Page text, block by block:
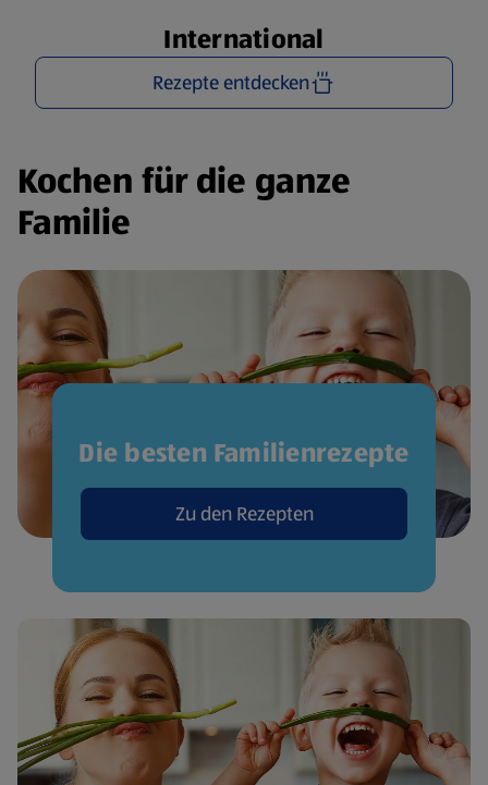
International
Rezepte entdecken
Kochen für die ganze
Familie
Die besten Familienrezepte
Zu den Rezepten